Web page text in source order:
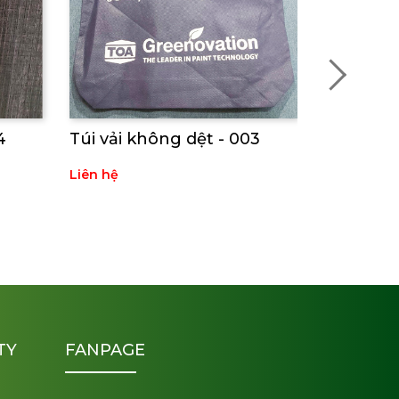
Túi vải không dệt - 003
Liên hệ
FANPAGE